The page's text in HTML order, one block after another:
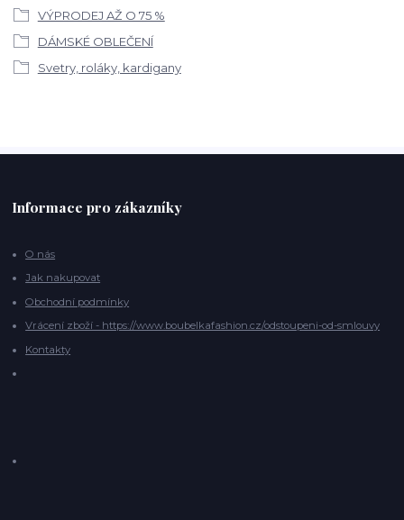
VÝPRODEJ AŽ O 75 %
DÁMSKÉ OBLEČENÍ
Svetry, roláky, kardigany
Informace pro zákazníky
O nás
Jak nakupovat
Obchodní podmínky
Vrácení zboží - https://www.boubelkafashion.cz/odstoupeni-od-smlouvy
Kontakty